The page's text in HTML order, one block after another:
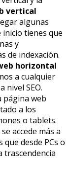
vertical
algunas
tienes que
y
de indexación.
horizontal
a cualquier
nivel SEO.
página web
a los
o tablets.
accede más a
desde PCs o
trascendencia